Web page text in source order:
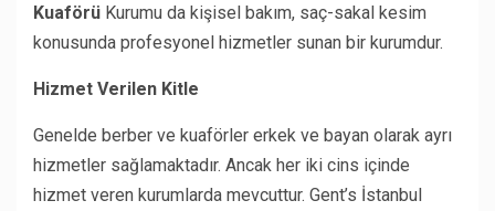
Kuaförü Kurumu da kişisel bakım, saç-sakal kesim
konusunda profesyonel hizmetler sunan bir kurumdur.
Hizmet Verilen Kitle
Genelde berber ve kuaförler erkek ve bayan olarak ayrı
hizmetler sağlamaktadır. Ancak her iki cins içinde
hizmet veren kurumlarda mevcuttur. Gent’s İstanbul